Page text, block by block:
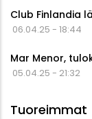
Club Finlandia
06.04.25 - 18:44
Mar Menor,
05.04.25 - 21:32
Tuoreimmat